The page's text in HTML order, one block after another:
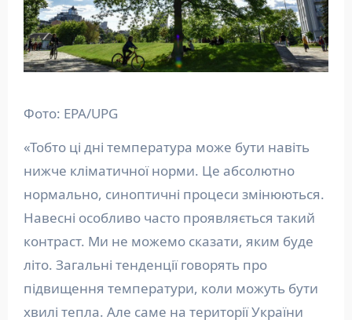
Фото: EPA/UPG
«Тобто ці дні температура може бути навіть
нижче кліматичної норми. Це абсолютно
нормально, синоптичні процеси змінюються.
Навесні особливо часто проявляється такий
контраст. Ми не можемо сказати, яким буде
літо. Загальні тенденції говорять про
підвищення температури, коли можуть бути
хвилі тепла. Але саме на території України